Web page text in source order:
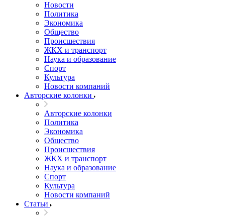
Новости
Политика
Экономика
Общество
Происшествия
ЖКХ и транспорт
Наука и образование
Спорт
Культура
Новости компаний
Авторские колонки
Авторские колонки
Политика
Экономика
Общество
Происшествия
ЖКХ и транспорт
Наука и образование
Спорт
Культура
Новости компаний
Статьи